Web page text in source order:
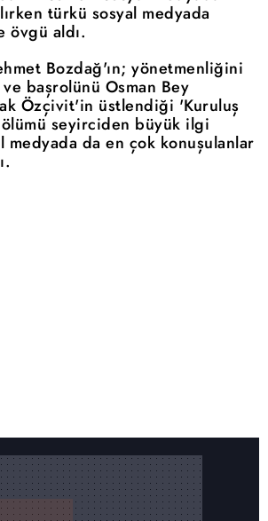
türkü sosyal medyada
övgü aldı.
Bozdağ'ın; yönetmenliğini
ve başrolünü Osman Bey
Özçivit'in üstlendiği 'Kuruluş
seyirciden büyük ilgi
medyada da en çok konuşulanlar